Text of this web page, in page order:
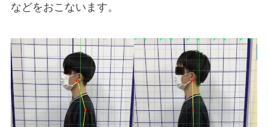
などをおこないます。